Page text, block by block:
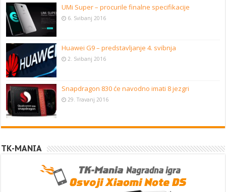
UMi Super – procurile finalne specifikacije
6. Svibanj 2016
Huawei G9 – predstavljanje 4. svibnja
2. Svibanj 2016
Snapdragon 830 će navodno imati 8 jezgri
29. Travanj 2016
TK-MANIA